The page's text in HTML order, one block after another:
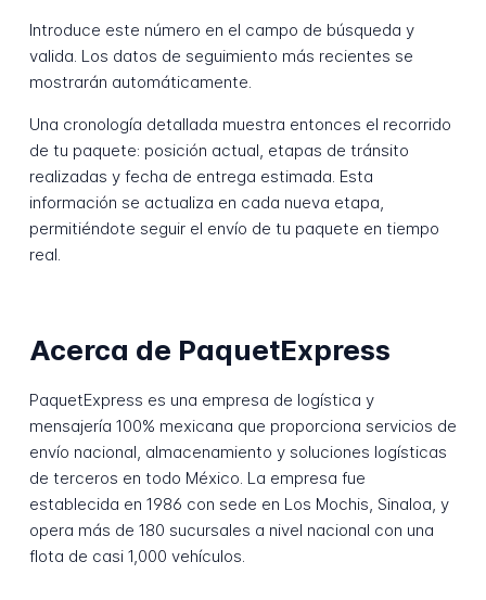
Introduce este número en el campo de búsqueda y
valida. Los datos de seguimiento más recientes se
mostrarán automáticamente.
Una cronología detallada muestra entonces el recorrido
de tu paquete: posición actual, etapas de tránsito
realizadas y fecha de entrega estimada. Esta
información se actualiza en cada nueva etapa,
permitiéndote seguir el envío de tu paquete en tiempo
real.
Acerca de PaquetExpress
PaquetExpress es una empresa de logística y
mensajería 100% mexicana que proporciona servicios de
envío nacional, almacenamiento y soluciones logísticas
de terceros en todo México. La empresa fue
establecida en 1986 con sede en Los Mochis, Sinaloa, y
opera más de 180 sucursales a nivel nacional con una
flota de casi 1,000 vehículos.